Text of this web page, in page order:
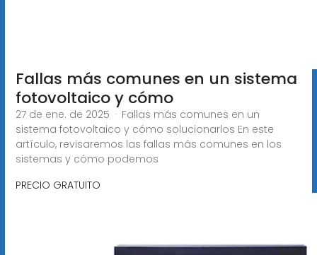
Fallas más comunes en un sistema
fotovoltaico y cómo
27 de ene. de 2025 · Fallas más comunes en un
sistema fotovoltaico y cómo solucionarlos En este
artículo, revisaremos las fallas más comunes en los
sistemas y cómo podemos
PRECIO GRATUITO